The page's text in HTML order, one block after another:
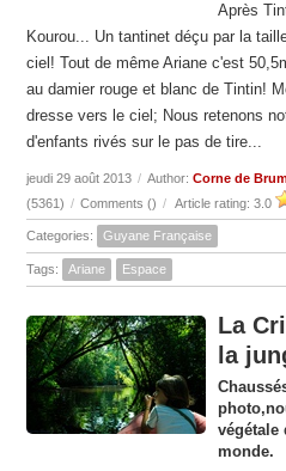
Après
Kourou... Un tantinet déçu par la
ciel! Tout de même Ariane c'est
au damier rouge et blanc de Tintin!
dresse vers le ciel; Nous retenons
d'enfants rivés sur le pas de tire...
jeudi 29 août 2013 / Author:Corne de
(5361) / Comments () / Article rating: 3.0
Categories: Guyane Française
Tags: Ariane Espace
La
la
végétale
monde.